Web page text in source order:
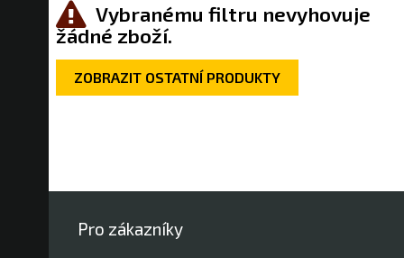
Vybranému filtru nevyhovuje
žádné zboží.
ZOBRAZIT OSTATNÍ PRODUKTY
Pro zákazníky